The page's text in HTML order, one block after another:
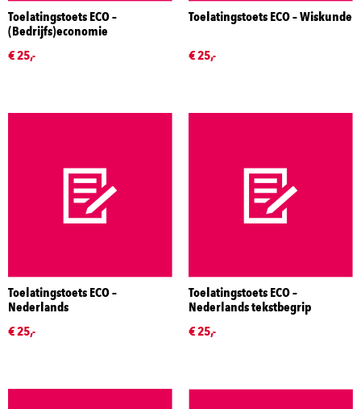
Toelatingstoets ECO –
(Bedrijfs)economie
€ 25,-
Toelatingstoets ECO – Wiskunde
€ 25,-
Toelatingstoets ECO –
Nederlands
€ 25,-
Toelatingstoets ECO –
Nederlands tekstbegrip
€ 25,-